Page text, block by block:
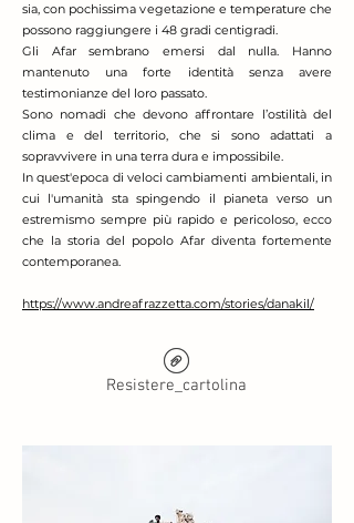
sia, con pochissima vegetazione e temperature che
possono raggiungere i 48 gradi centigradi.
Gli Afar sembrano emersi dal nulla. Hanno
mantenuto una forte identità senza avere
testimonianze del loro passato.
Sono nomadi che devono affrontare l’ostilità del
clima e del territorio, che si sono adattati a
sopravvivere in una terra dura e impossibile.
In quest'epoca di veloci cambiamenti ambientali, in
cui l'umanità sta spingendo il pianeta verso un
estremismo sempre più rapido e pericoloso, ecco
che la storia del popolo Afar diventa fortemente
contemporanea.
https://www.andreafrazzetta.com/stories/danakil/
Resistere_cartolina